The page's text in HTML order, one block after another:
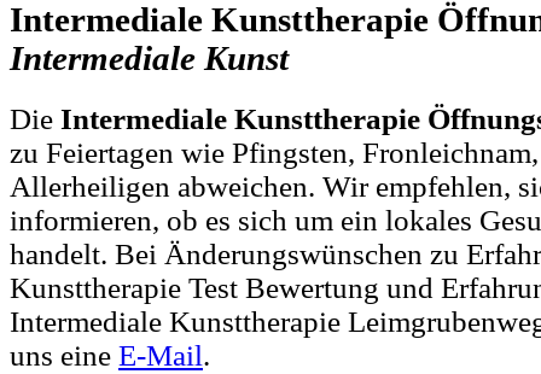
Intermediale Kunsttherapie
Intermediale Kunst
Die Intermediale Kunsttherapie
zu Feiertagen wie Pfingsten,
Allerheiligen abweichen. Wir empfehlen,
informieren, ob es sich um ein lokales
handelt. Bei Änderungswünschen zu
Kunsttherapie Test Bewertung und
Intermediale Kunsttherapie
uns eine E-Mail.